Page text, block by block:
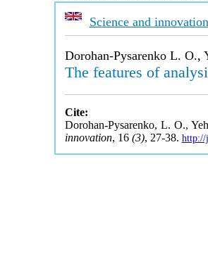
Science and innovation
Dorohan-Pysarenko L. O.,
The features of
Cite:
Dorohan-Pysarenko, L. O.,
innovation, 16 (3), 27-38. http://